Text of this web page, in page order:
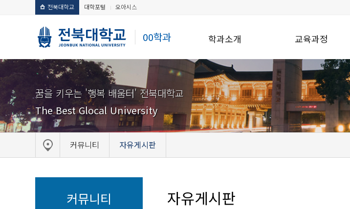
전북대학교 대학포털 오아시스
00학과 학과소개 교육과정
꿈을 키우는 '행복 배움터' 전북대학교
The Best Glocal University
커뮤니티 자유게시판
커뮤니티 자유게시판